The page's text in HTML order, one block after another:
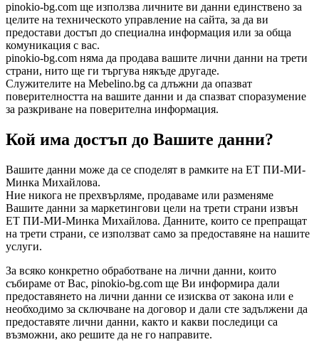
pinokio-bg.com ще използва личните ви данни единствено за
целите на техническото управление на сайта, за да ви
предостави достъп до специална информация или за обща
комуникация с вас.
pinokio-bg.com няма да продава вашите лични данни на трети
страни, нито ще ги търгува някъде другаде.
Служителите на Mebelino.bg са длъжни да опазват
поверителността на вашите данни и да спазват споразумение
за разкриване на поверителна информация.
Кой има достъп до Вашите данни?
Вашите данни може да се споделят в рамките на ЕТ ПИ-МИ-
Минка Михайлова.
Ние никога не прехвърляме, продаваме или разменяме
Вашите данни за маркетингови цели на трети страни извън
ЕТ ПИ-МИ-Минка Михайлова. Данните, които се препращат
на трети страни, се използват само за предоставяне на нашите
услуги.
За всяко конкретно обработване на лични данни, които
събираме от Вас, pinokio-bg.com ще Ви информира дали
предоставянето на лични данни се изисква от закона или е
необходимо за сключване на договор и дали сте задължени да
предоставяте лични данни, както и какви последици са
възможни, ако решите да не го направите.